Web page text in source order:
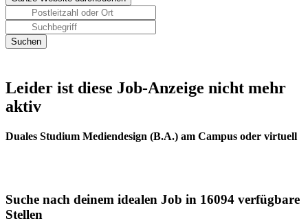
Leider ist diese Job-Anzeige nicht mehr
aktiv
Duales Studium Mediendesign (B.A.) am Campus oder virtuell
Suche nach deinem idealen Job in 16094 verfügbare
Stellen